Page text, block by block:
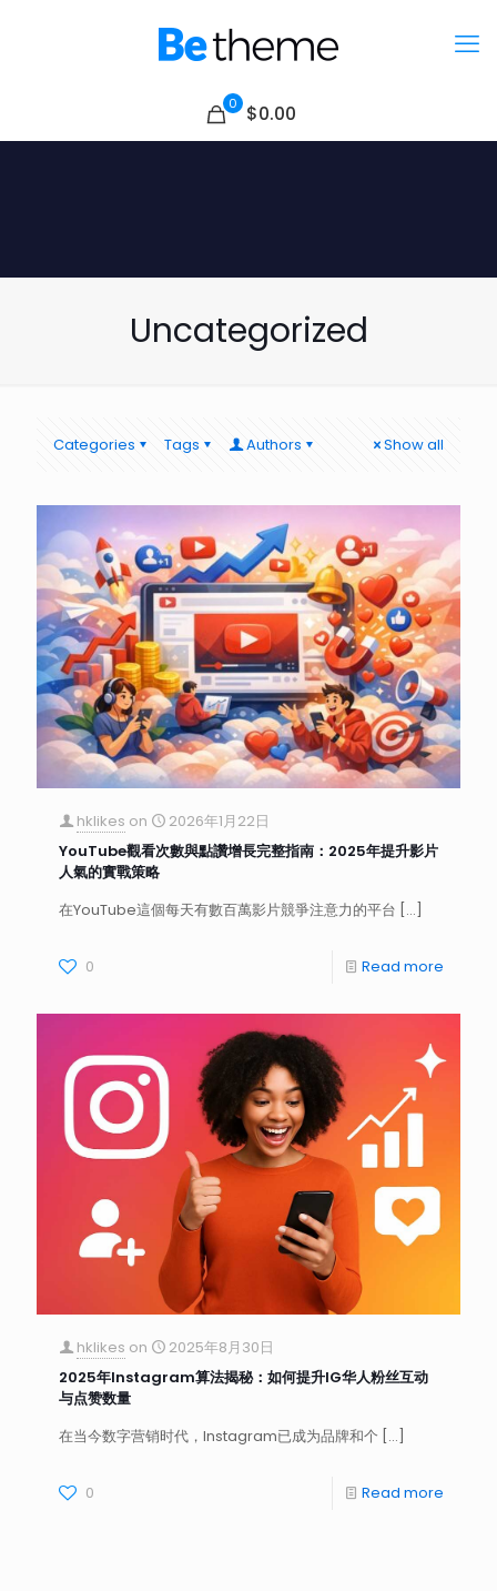
0 $0.00
Uncategorized
Categories Tags Authors Show all
hklikes on
2026年1月22日
YouTube觀看次數與點讚增長完整指南：2025年提升影片
人氣的實戰策略
在YouTube這個每天有數百萬影片競爭注意力的平台 […]
0 Read more
hklikes on
2025年8月30日
2025年Instagram算法揭秘：如何提升IG华人粉丝互动
与点赞数量
在当今数字营销时代，Instagram已成为品牌和个 […]
0 Read more